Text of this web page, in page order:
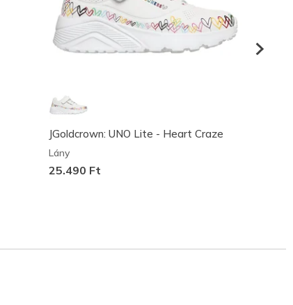
JGoldcrown: UNO Lite - Heart Craze
Lány
25.490 Ft